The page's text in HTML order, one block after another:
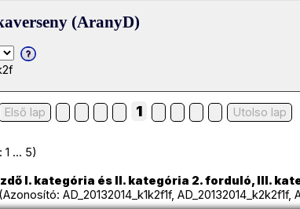
(AranyD)
Első lap 1 Utolso lap
... 5)
I. kategória és II. kategória 2. forduló, III.
AD_20132014_k1k2f1f, AD_20132014_k2k2f1f,